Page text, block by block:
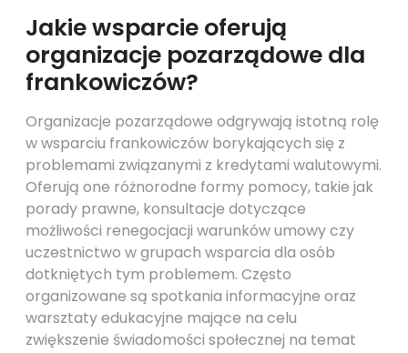
Jakie wsparcie oferują
organizacje pozarządowe dla
frankowiczów?
Organizacje pozarządowe odgrywają istotną rolę
w wsparciu frankowiczów borykających się z
problemami związanymi z kredytami walutowymi.
Oferują one różnorodne formy pomocy, takie jak
porady prawne, konsultacje dotyczące
możliwości renegocjacji warunków umowy czy
uczestnictwo w grupach wsparcia dla osób
dotkniętych tym problemem. Często
organizowane są spotkania informacyjne oraz
warsztaty edukacyjne mające na celu
zwiększenie świadomości społecznej na temat